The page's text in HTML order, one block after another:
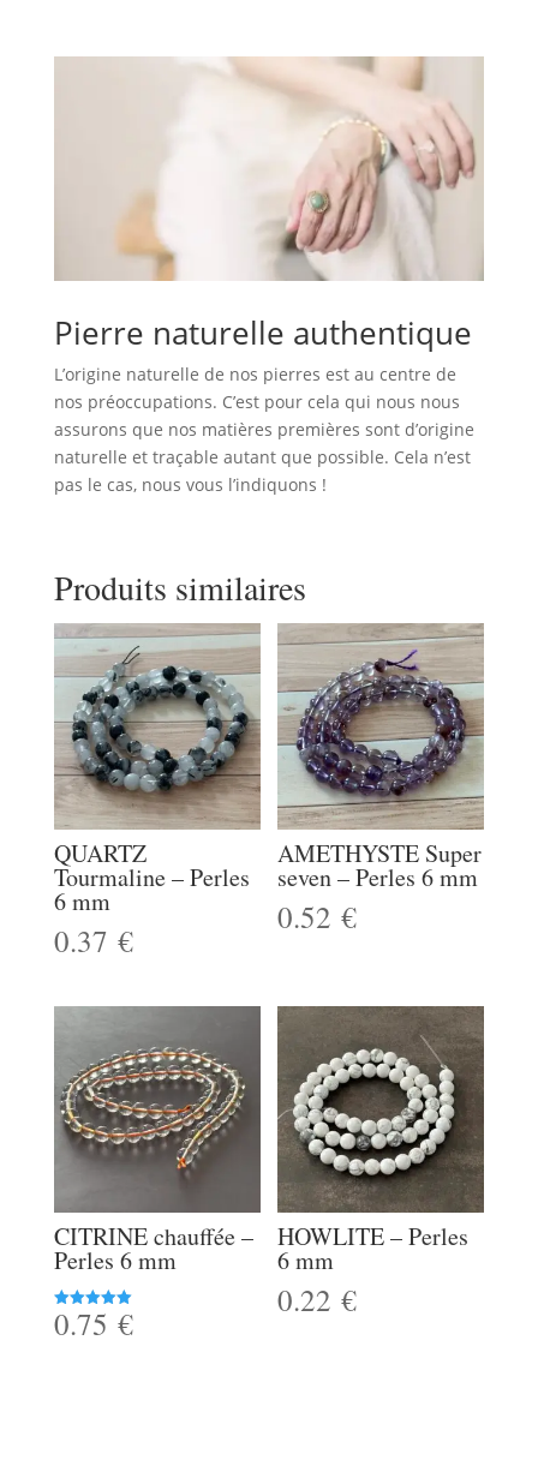
Pierre naturelle authentique
L’origine naturelle de nos pierres est au centre de
nos préoccupations. C’est pour cela qui nous nous
assurons que nos matières premières sont d’origine
naturelle et traçable autant que possible. Cela n’est
pas le cas, nous vous l’indiquons !
Produits similaires
QUARTZ
Tourmaline – Perles
6 mm
0.37 €
AMETHYSTE Super
seven – Perles 6 mm
0.52€
CITRINE chauffée –
Perles 6 mm
Note
5.00
0.75 €
HOWLITE – Perles
6 mm
0.22€